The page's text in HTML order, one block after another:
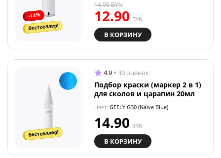
-14%
бестселлер!
12.90 BYN
14.90BYN
В КОРЗИНУ
бестселлер!
4.9 30 оценок
Подбор краски (маркер 2 в 1)
для сколов и царапин 20мл
Цвет: GEELY G30 (Naïve Blue)
14.90 BYN
В КОРЗИНУ